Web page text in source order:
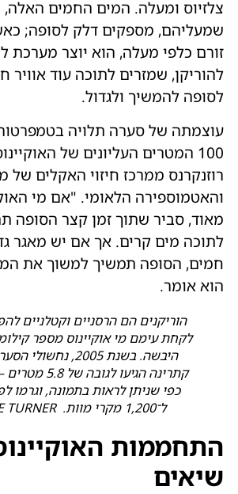
צלזיוס ומעלה. המים החמים האלה,
שמעליהם, מספקים דלק לסופה;
זורם כלפי מעלה, הוא יוצר מערכת
להוריקן, שמזרים לתוכה עוד
לסופה להמשיך ולגדול.
עוצמתה של סערה תלויה
100 המטרים העליונים של
רוזנקרנס ממרכז חיזוי האקלים של
והאטמוספירה הלאומי. "אם מי
מאוד, סביר שתוך זמן קצר הסופה
לתוכה מים קרים. אך אם יש מאגר
חמים, הסופה תמשיך למשוך את
הוא אומר.
הוריקנים הם הרסניים וקטלניים
לקחת עימם מי אוקיינוס מספר
היבשה. בשנת 2005,
קתרינה הגיעו
כפי שניתן לראות בתמונה, וגרמו
ל־1,200 מקרי מוות. TYRONE TURNER
התחממות
שיאים